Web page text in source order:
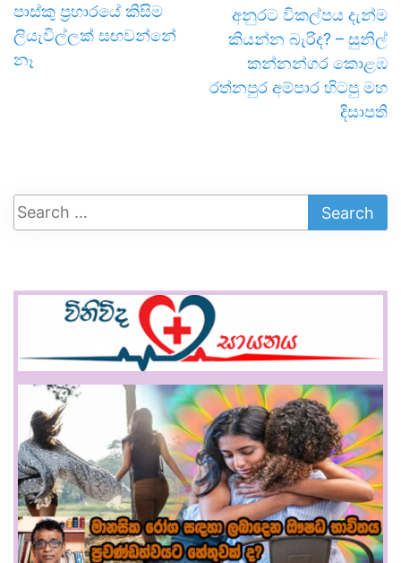
පාස්කු ප්‍රහාරයේ කිසිම
ලියැවිල්ලක් සඟවන්නේ
නෑ
අනුරට විකල්පය දැන්ම
කියන්න බැරිද? – සුනිල්
කන්නන්ගර කොළඹ
රත්නපුර අම්පාර හිටපු මහ
දිසාපති